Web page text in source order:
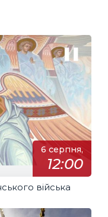
6 серпня,
12:00
війська